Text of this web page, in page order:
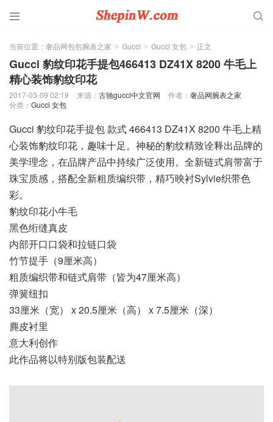
 
当前位置： 奢品网包包腕表之家 > Gucci > Gucci 女包 > 正文
Gucci 豹纹印花手提包466413 DZ41X 8200 牛毛上
精心装饰豹纹印花
2017-03-09 02:19 来源： 古驰gucci中文官网 作者： 奢品网腕表之家
分类： Gucci 女包
Gucci 豹纹印花手提包 款式 466413 DZ41X 8200 牛毛上精
心装饰豹纹印花，趣味十足。神秘的豹纹精致诠释出品牌的
美学理念，在品牌产品中持续广泛使用。全新链式肩带富于
珠宝质感，搭配全新粗质编织带，精巧映衬Sylvie织带色
彩。
豹纹印花小牛毛
黑色绗缝真皮
内部开口口袋和拉链口袋
竹节提手（9厘米高）
粗质编织带和链式肩带（皆为47厘米高）
弹簧纽扣
33厘米（宽） x 20.5厘米（高） x 7.5厘米（深）
麂皮衬里
意大利创作
此作品将以特别版包装配送